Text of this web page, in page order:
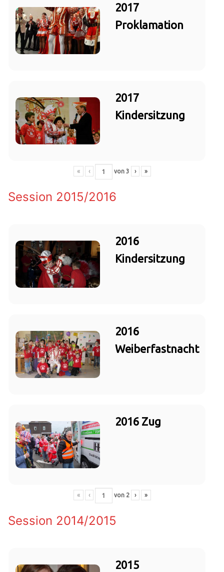
2017
Proklamation
2017
Kindersitzung
« ‹ von 3 › »
Session 2015/2016
2016
Kindersitzung
2016
Weiberfastnacht
2016 Zug
« ‹ von 2 › »
Session 2014/2015
2015